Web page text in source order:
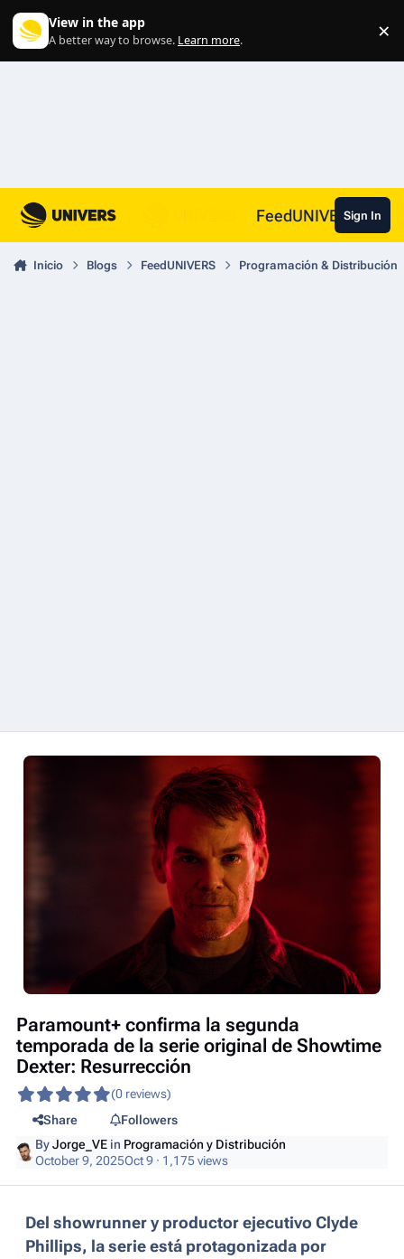
View in the app
A better way to browse. Learn more. ×
FeedUNIVERSSign In
Inicio Blogs FeedUNIVERS Programación & Distribución
Paramount+ confirma la segunda
temporada de la serie original de Showtime
Dexter: Resurrección
(0 reviews)
Share
Followers
ByJorge_VE in Programación y Distribución
October 9, 2025Oct 9 · 1,175 views
Del showrunner y productor ejecutivo Clyde
Phillips, la serie está protagonizada por